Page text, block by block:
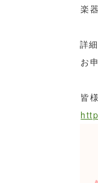
楽
詳
お
皆